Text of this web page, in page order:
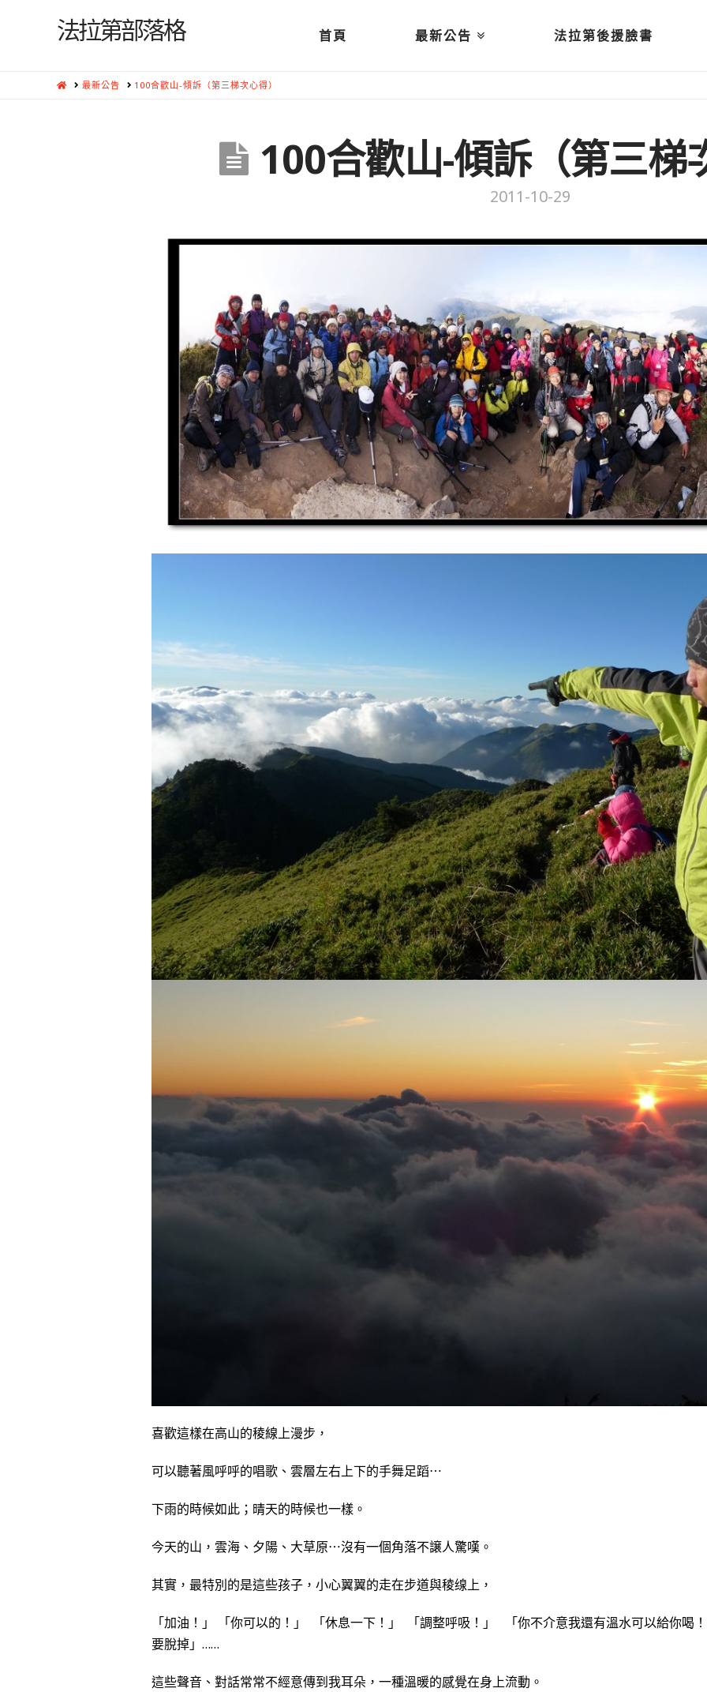
法拉第部落格 首頁 最新公告 法拉第後援臉書
HOME最新公告 100合歡山-傾訴（第三梯次心得）
100合歡山-傾訴（第三梯
2011-10-29
喜歡這樣在高山的稜線上漫步，
可以聽著風呼呼的唱歌、雲層左右上下的手舞足蹈⋯
下雨的時候如此；晴天的時候也一樣。
今天的山，雲海、夕陽、大草原⋯沒有一個角落不譲人驚嘆。
其實，最特別的是這些孩子，小心翼翼的走在步道與稜缐上，
「加油！」 「你可以的！」 「休息一下！」 「調整呼吸！」 「你不介意我還有溫水可以給你喝
要脫掉」……
這些聲音、對話常常不經意傳到我耳朵，一種溫暖的感覺在身上流動。